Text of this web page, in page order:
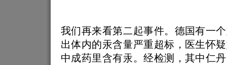
我们再来看第二起事件。德国有一
出体内的汞含量严重超标，医生怀
中成药里含有汞。经检测，其中仁